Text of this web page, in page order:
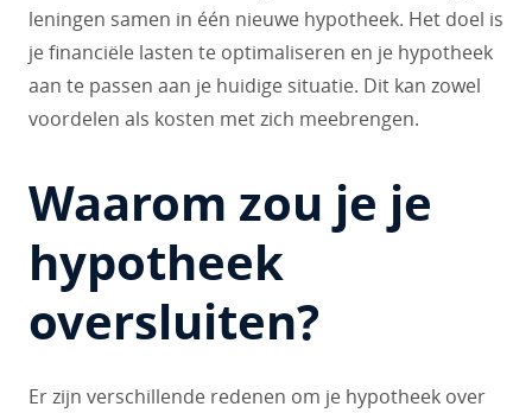
leningen samen in één nieuwe hypotheek. Het doel is
je financiële lasten te optimaliseren en je hypotheek
aan te passen aan je huidige situatie. Dit kan zowel
voordelen als kosten met zich meebrengen.
Waarom zou je je
hypotheek
oversluiten?
Er zijn verschillende redenen om je hypotheek over